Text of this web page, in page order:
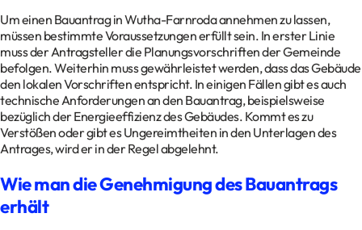
Um einen Bauantrag in Wutha-Farnroda annehmen zu lassen,
müssen bestimmte Voraussetzungen erfüllt sein. In erster Linie
muss der Antragsteller die Planungsvorschriften der Gemeinde
befolgen. Weiterhin muss gewährleistet werden, dass das Gebäude
den lokalen Vorschriften entspricht. In einigen Fällen gibt es auch
technische Anforderungen an den Bauantrag, beispielsweise
bezüglich der Energieeffizienz des Gebäudes. Kommt es zu
Verstößen oder gibt es Ungereimtheiten in den Unterlagen des
Antrages, wird er in der Regel abgelehnt.
Wie man die Genehmigung des Bauantrags
erhält